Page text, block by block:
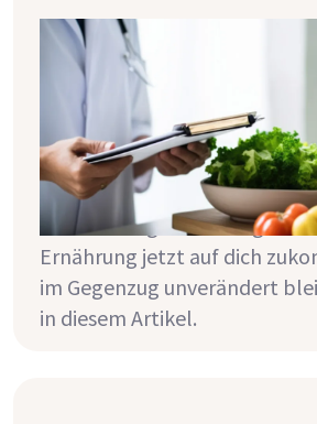
Transplantation &
ändert sich?
Für viele Menschen bedeutet
einer Nierentransplantation
Zeit an der Dialyse wieder
Normalität im Alltag. Welche
Veränderungen in Bezug auf
Ernährung jetzt auf dich
im Gegenzug unverändert
in diesem Artikel.